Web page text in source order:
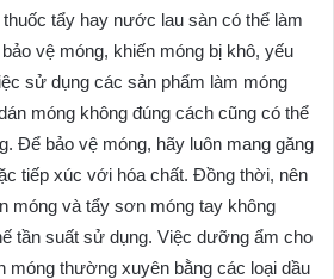
tẩy hay nước lau sàn có thể làm
vệ móng, khiến móng bị khô, yếu
sử dụng các sản phẩm làm móng
móng không đúng cách cũng có thể
Để bảo vệ móng, hãy luôn mang găng
tiếp xúc với hóa chất. Đồng thời, nên
móng và tẩy sơn móng tay không
tần suất sử dụng. Việc dưỡng ẩm cho
móng thường xuyên bằng các loại dầu